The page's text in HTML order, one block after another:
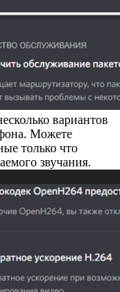
вариантов
Можете
только что
звучания.